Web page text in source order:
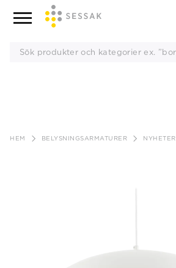
HEM BELYSNINGSARMATURER NYHETER